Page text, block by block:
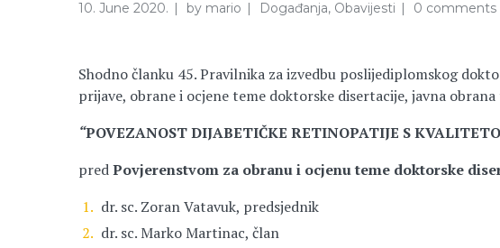
10. June 2020. by mario Događanja, Obavijesti 0 comments
Shodno članku 45. Pravilnika za izvedbu poslijediplomskog
prijave, obrane i ocjene teme doktorske disertacije, javna
“POVEZANOST DIJABETIČKE RETINOPATIJE S
predPovjerenstvom za obranu i ocjenu teme doktorske
dr. sc. Zoran Vatavuk, predsjednik
dr. sc. Marko Martinac, član